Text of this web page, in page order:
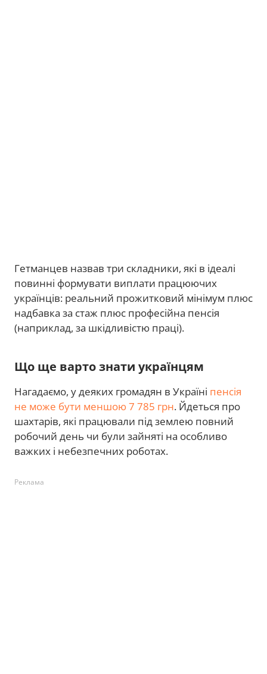
Гетманцев назвав три складники, які в ідеалі
повинні формувати виплати працюючих
українців: реальний прожитковий мінімум плюс
надбавка за стаж плюс професійна пенсія
(наприклад, за шкідливістю праці).
Що ще варто знати українцям
Нагадаємо, у деяких громадян в Україні пенсія
не може бути меншою 7 785 грн. Йдеться про
шахтарів, які працювали під землею повний
робочий день чи були зайняті на особливо
важких і небезпечних роботах.
Реклама